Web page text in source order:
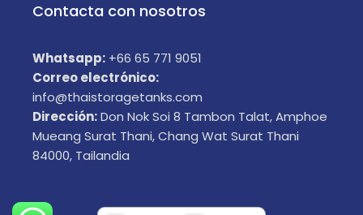
Contacta con nosotros
Whatsapp: +66 65 771 9051
Correo electrónico:
info@thaistoragetanks.com
Dirección:Don Nok Soi 8 Tambon Talat, Amphoe
Mueang Surat Thani, Chang Wat Surat Thani
84000, Tailandia